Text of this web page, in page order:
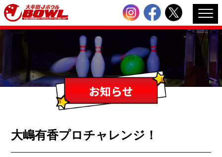
大嶋有香プロチャレンジ！